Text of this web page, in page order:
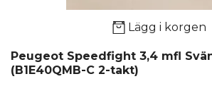
Lägg i korgen
Peugeot Speedfight 3,4 mfl
(B1E40QMB-C 2-takt)